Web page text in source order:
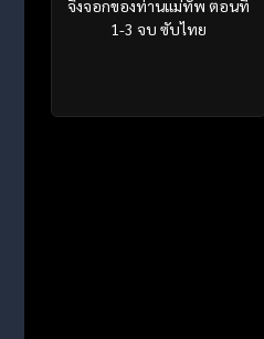
จิ้งจอกของท่านแม่ทัพ ตอนที่
1-3 จบ ซับไทย